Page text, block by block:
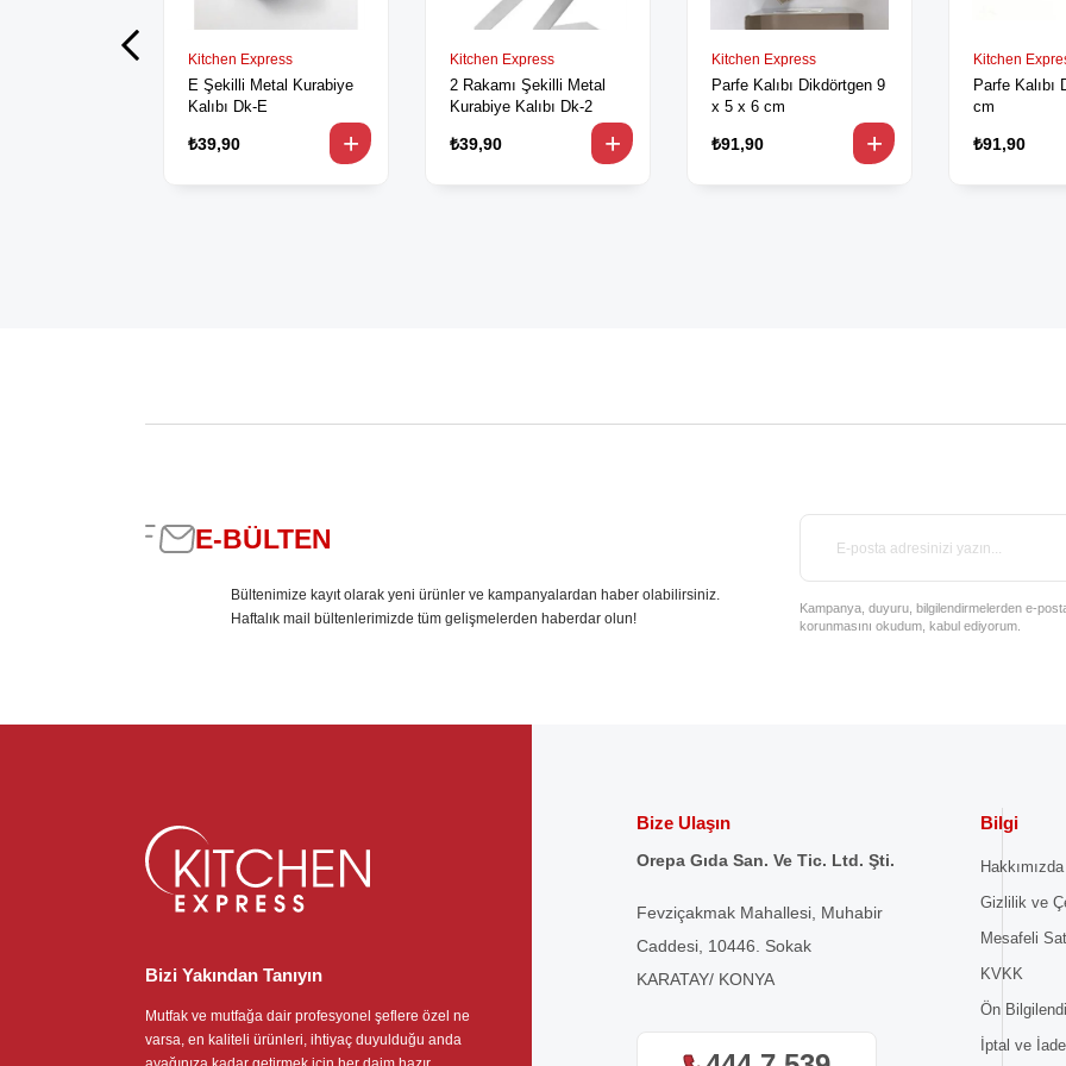
Kitchen Express
E Şekilli Metal Kurabiye
Kalıbı Dk-E
₺39,90
Kitchen Express
2 Rakamı Şekilli Metal
Kurabiye Kalıbı Dk-2
₺39,90
Kitchen Express
Parfe Kalıbı Dikdörtgen 9
x 5 x 6 cm
₺91,90
Kitchen
Parfe Kalıbı
cm
₺91,90
E-BÜLTEN
Bültenimize kayıt olarak yeni ürünler ve kampanyalardan haber olabilirsiniz.
Haftalık mail bültenlerimizde tüm gelişmelerden haberdar olun!
Kampanya, duyuru, bilgilendirmelerden e-
korunmasını okudum, kabul ediyorum.
Bizi Yakından Tanıyın
Mutfak ve mutfağa dair profesyonel şeflere özel ne
varsa, en kaliteli ürünleri, ihtiyaç duyulduğu anda
Bize Ulaşın
Orepa Gıda San. Ve Tic. Ltd. Şti.
Fevziçakmak Mahallesi, Muhabir
Caddesi, 10446. Sokak
KARATAY/ KONYA
Bilgi
Hakkımızda
Gizlilik ve
Mesafeli
KVKK
Ön
İptal ve